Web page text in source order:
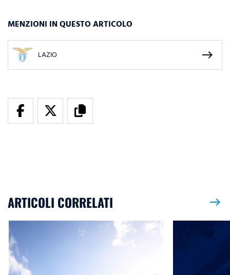
MENZIONI IN QUESTO ARTICOLO
LAZIO east
ARTICOLI CORRELATI east